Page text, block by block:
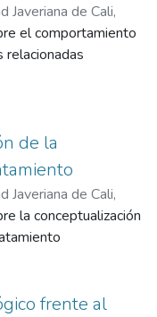
Javeriana de Cali,
Diego Emiro
el comportamiento
relacionadas
de la
Javeriana de Cali,
Diego Emiro
la conceptualización
frente al